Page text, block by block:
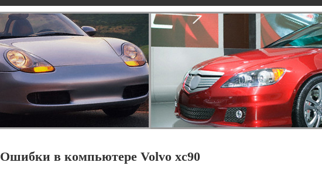
Ошибки в компьютере Volvo xc90